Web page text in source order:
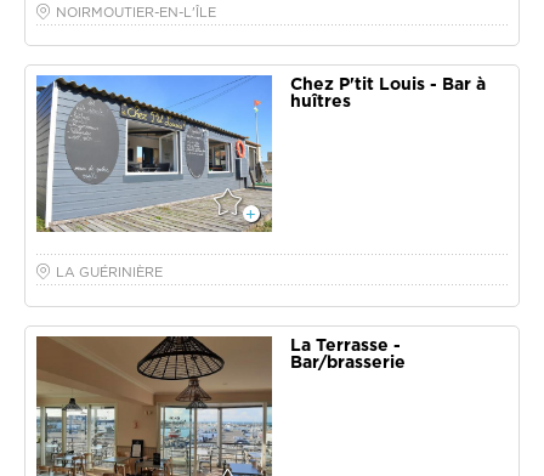
NOIRMOUTIER-EN-L'ÎLE
Chez P'tit Louis - Bar à
huîtres
LA GUÉRINIÈRE
La Terrasse -
Bar/brasserie